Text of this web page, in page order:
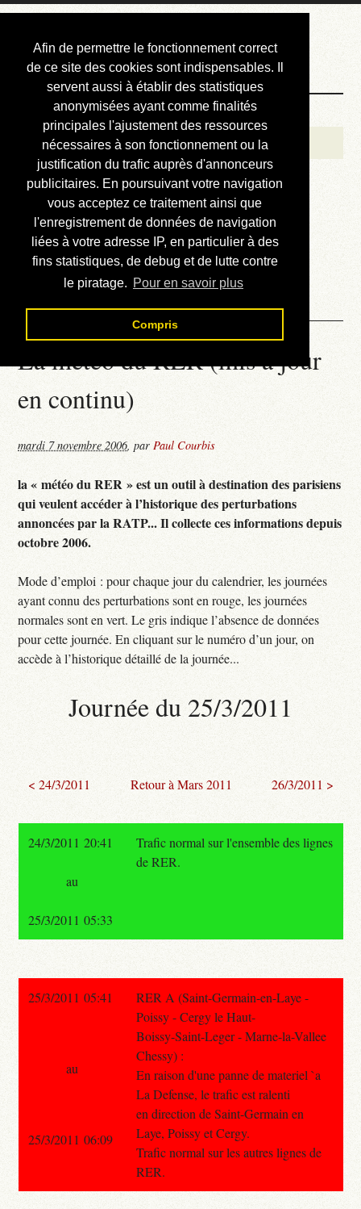
Afin de permettre le fonctionnement correct
de ce site des cookies sont indispensables. Il
servent aussi à établir des statistiques
anonymisées ayant comme finalités
principales l'ajustement des ressources
nécessaires à son fonctionnement ou la
justification du trafic auprès d'annonceurs
publicitaires. En poursuivant votre navigation
vous acceptez ce traitement ainsi que
l'enregistrement de données de navigation
liées à votre adresse IP, en particulier à des
fins statistiques, de debug et de lutte contre
le piratage. Pour en savoir plus
Compris
Courbis, « LE »
Blog Officiel
Bienvenue
Réalisations
Divers (et d’été)
Annonces
Liens externes
Téléchargement
Contact
La météo du RER (mis à jour
en continu)
mardi 7 novembre 2006,parPaul Courbis
la « météo du RER » est un outil à destination des parisiens
qui veulent accéder à l’historique des perturbations
annoncées par la RATP... Il collecte ces informations depuis
octobre 2006.
Mode d’emploi : pour chaque jour du calendrier, les journées
ayant connu des perturbations sont en rouge, les journées
normales sont en vert. Le gris indique l’absence de données
pour cette journée. En cliquant sur le numéro d’un jour, on
accède à l’historique détaillé de la journée...
Journée du 25/3/2011
< 24/3/2011 Retour à Mars 2011 26/3/2011 >
24/3/2011 20:41
Trafic normal sur l'ensemble des lignes
de RER.
au
25/3/2011 05:33
25/3/2011 05:41
RER A (Saint-Germain-en-Laye -
Poissy - Cergy le Haut-
Boissy-Saint-Leger - Marne-la-Vallee
Chessy) :
En raison d'une panne de materiel `a
La Defense, le trafic est ralenti
en direction de Saint-Germain en
Laye, Poissy et Cergy.
Trafic normal sur les autres lignes de
RER.
au
25/3/2011 06:09